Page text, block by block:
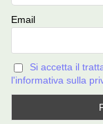
Email
Si accetta il
l'informativa sulla